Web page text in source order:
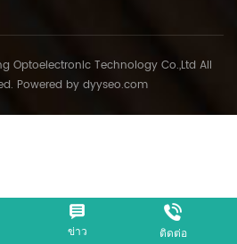
Optoelectronic Technology Co.,Ltd All
Powered by dyyseo.com
ข่าว ติดต่อ